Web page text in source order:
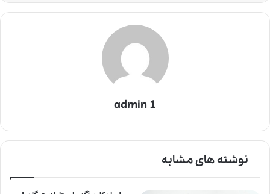
admin 1
نوشته های مشابه